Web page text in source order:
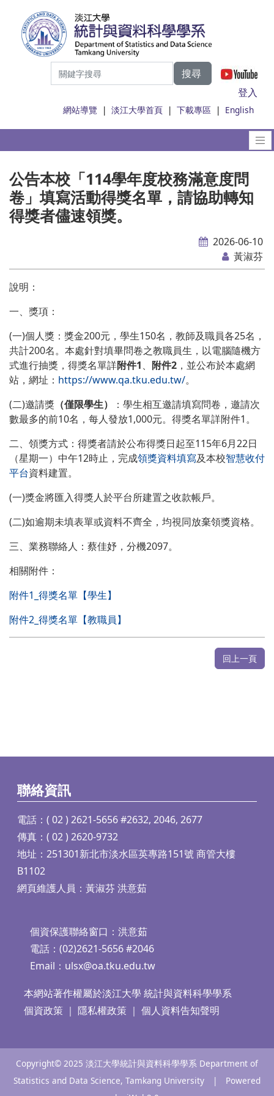
搜尋
登入
網站導覽 |淡江大學首頁 |下載專區 | English
公告本校「114學年度校務滿意度問
卷」填寫活動得獎名單，請協助轉知
得獎者儘速領獎。
2026-06-10
黃淑芬
說明：
一、獎項：
(一)個人獎：獎金200元，學生150名，教師及職員各25名，
共計200名。本處針對填畢問卷之教職員生，以電腦隨機方
式進行抽獎，得獎名單詳附件1、 附件2 ，並公布於本處網
站，網址： https://www.qa.tku.edu.tw/。
(二)邀請獎 （僅限學生）
：學生相互邀請填寫問卷，邀請次
數最多的前10名，每人發放1,000元。得獎名單詳附件1。
二、領獎方式：得獎者請於公布得獎日起至115年6月22日
（星期一）中午12時止，完成領獎資料填寫及本校智慧收付
平台資料建置。
(一)獎金將匯入得獎人於平台所建置之收款帳戶。
(二)如逾期未填表單或資料不齊全，均視同放棄領獎資格。
三、業務聯絡人：蔡佳妤，分機2097。
相關附件：
附件1_得獎名單【學生】
附件2_得獎名單【教職員】
回上一頁
聯絡資訊
電話：( 02 ) 2621-5656 #2632, 2046, 2677
傳真：( 02 ) 2620-9732
地址：251301新北市淡水區英專路151號 商管大樓
B1102
網頁維護人員：黃淑芬 洪意茹
個資保護聯絡窗口：洪意茹
電話：(02)2621-5656 #2046
Email： ulsx@oa.tku.edu.tw
本網站著作權屬於淡江大學 統計與資料科學學系
個資政策｜ 隱私權政策｜ 個人資料告知聲明
Copyright© 2025 淡江大學統計與資料科學學系 Department of
Statistics and Data Science, Tamkang University | Powered